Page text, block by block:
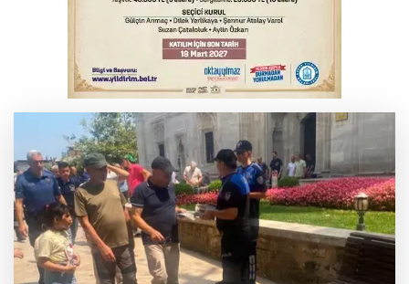
Bursa'da yolcu otobüsünün çarptığı
kadın ağır yaralandı
Uludağ İçecek, 1. FC Nürnberg’in resmi
sponsoru oldu